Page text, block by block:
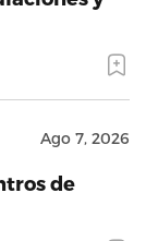
Ago 7, 2026
de